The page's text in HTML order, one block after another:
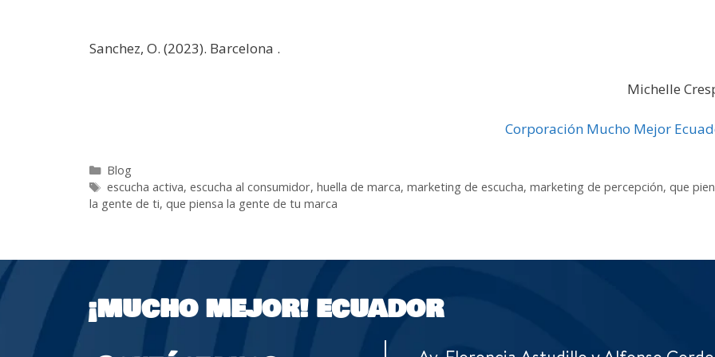
Sanchez, O. (2023). Barcelona .
Michelle
Corporación Mucho Mejor
Blog
escucha activa, escucha al consumidor, huella de marca, marketing de escucha, marketing de percepción, que
la gente de ti, que piensa la gente de tu marca
¡MUCHO MEJOR! ECUADOR